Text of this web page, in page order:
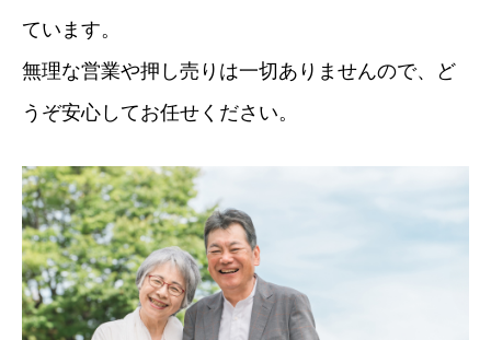
ています。
無理な営業や押し売りは一切ありませんので、ど
うぞ安心してお任せください。